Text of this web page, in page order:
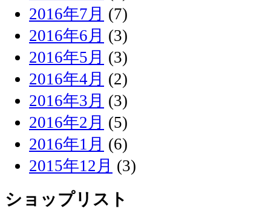
2016年7月 (7)
2016年6月 (3)
2016年5月 (3)
2016年4月 (2)
2016年3月 (3)
2016年2月 (5)
2016年1月 (6)
2015年12月 (3)
ショップリスト